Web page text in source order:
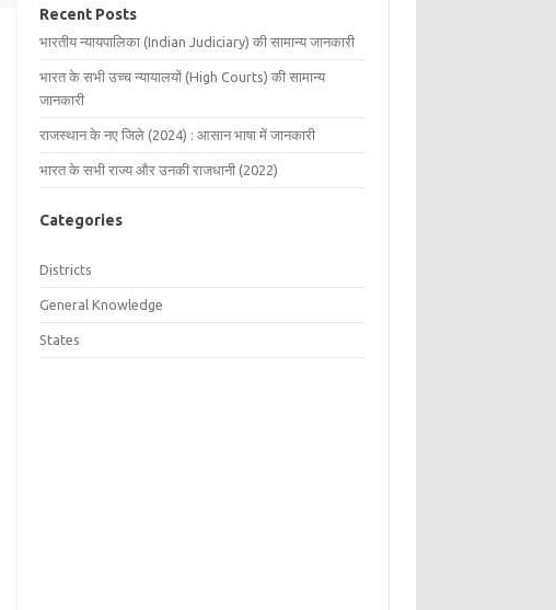
Recent Posts
भारतीय न्यायपालिका (Indian Judiciary) की सामान्य जानकारी
भारत के सभी उच्च न्यायालयों (High Courts) की सामान्य
जानकारी
राजस्थान के नए जिले (2024) : आसान भाषा में जानकारी
भारत के सभी राज्य और उनकी राजधानी (2022)
Categories
Districts
General Knowledge
States